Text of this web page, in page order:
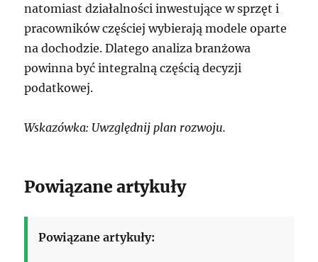
natomiast działalności inwestujące w sprzęt i
pracowników częściej wybierają modele oparte
na dochodzie. Dlatego analiza branżowa
powinna być integralną częścią decyzji
podatkowej.
Wskazówka: Uwzględnij plan rozwoju.
Powiązane artykuły
Powiązane artykuły: